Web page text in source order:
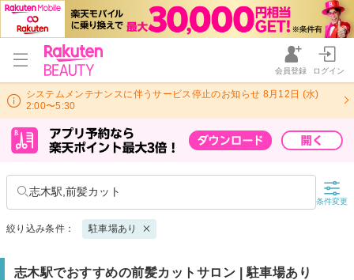
会員登録 ログイン
システムメンテナンスに伴うサービス停止のお知らせ 8月12日 (水)
2:00〜5:30
志木駅,前髪カット
条件変更
絞り込み条件： 駐車場あり
志木駅でおすすめの前髪カットサロン | 駐車場あり